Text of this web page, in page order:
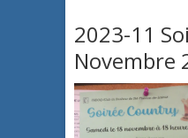
2023-11
Novembre